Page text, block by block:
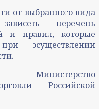
от выбранного вида
перечень
и правил, которые
осуществлении
– Министерство
Российской